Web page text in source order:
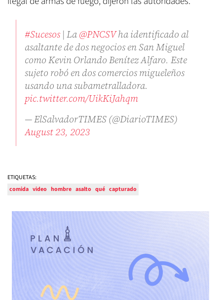
#Sucesos | La@PNCSVha identificado al
asaltante de dos negocios en San Miguel
como Kevin Orlando Benítez Alfaro. Este
sujeto robó en dos comercios migueleños
usando una subametralladora.
pic.twitter.com/UikKiJahqm
— ElSalvadorTIMES (@DiarioTIMES)
August 23, 2023
ETIQUETAS:
comida video hombre asalto qué capturado